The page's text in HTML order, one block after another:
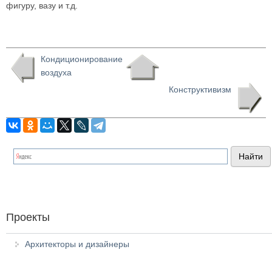
фигуру, вазу и т.д.
Кондиционирование
воздуха
Конструктивизм
Проекты
Архитекторы и дизайнеры